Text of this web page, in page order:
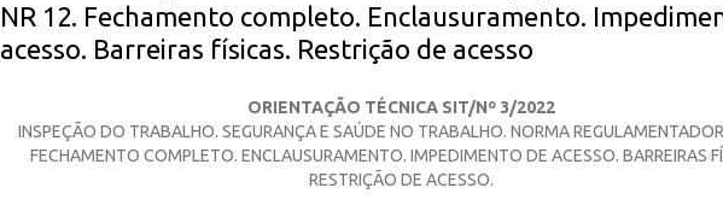
NR 12. Fechamento completo. Enclausuramento.
acesso. Barreiras físicas. Restrição de acesso
ORIENTAÇÃO TÉCNICA SIT/Nº 3/2022
INSPEÇÃO DO TRABALHO. SEGURANÇA E SAÚDE NO TRABALHO. NORMA
FECHAMENTO COMPLETO. ENCLAUSURAMENTO. IMPEDIMENTO DE ACESSO. BARREIRAS
RESTRIÇÃO DE ACESSO.